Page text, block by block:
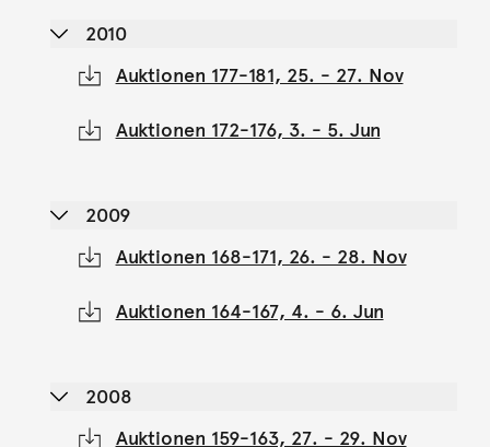
2010
Auktionen 177-181, 25. - 27. Nov
Auktionen 172-176, 3. - 5. Jun
2009
Auktionen 168-171, 26. - 28. Nov
Auktionen 164-167, 4. - 6. Jun
2008
Auktionen 159-163, 27. - 29. Nov